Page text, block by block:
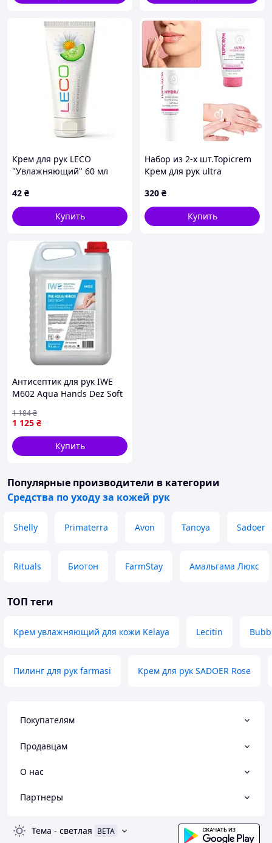
Крем для рук LECO
"Увлажняющий" 60 мл
42 ₴
Купить
Набор из 2-х шт.Topicrem
Крем для рук ultra
ml и Ультраувлажняющая
помада для губ
320 ₴
Купить
Антисептик для рук IWE
M602 Aqua Hands Dez Soft
Гарантия!
1 125 ₴
1 184₴
Купить
Популярные производители в категории
Средства по уходу за кожей рук
Shelly Primaterra Avon Tanoya Sadoer
Rituals Биотон FarmStay Амальгама Люкс
ТОП теги
Крем увлажняющий для кожи Kelaya Lecitin
Пилинг для рук farmasi Крем для рук SADOER Rose
Покупателям
Продавцам
О нас
Партнеры
Тема - светлая BETA